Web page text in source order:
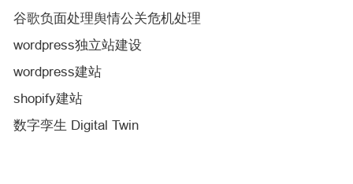
谷歌负面处理舆情公关危机处理
wordpress独立站建设
wordpress建站
shopify建站
数字孪生 Digital Twin